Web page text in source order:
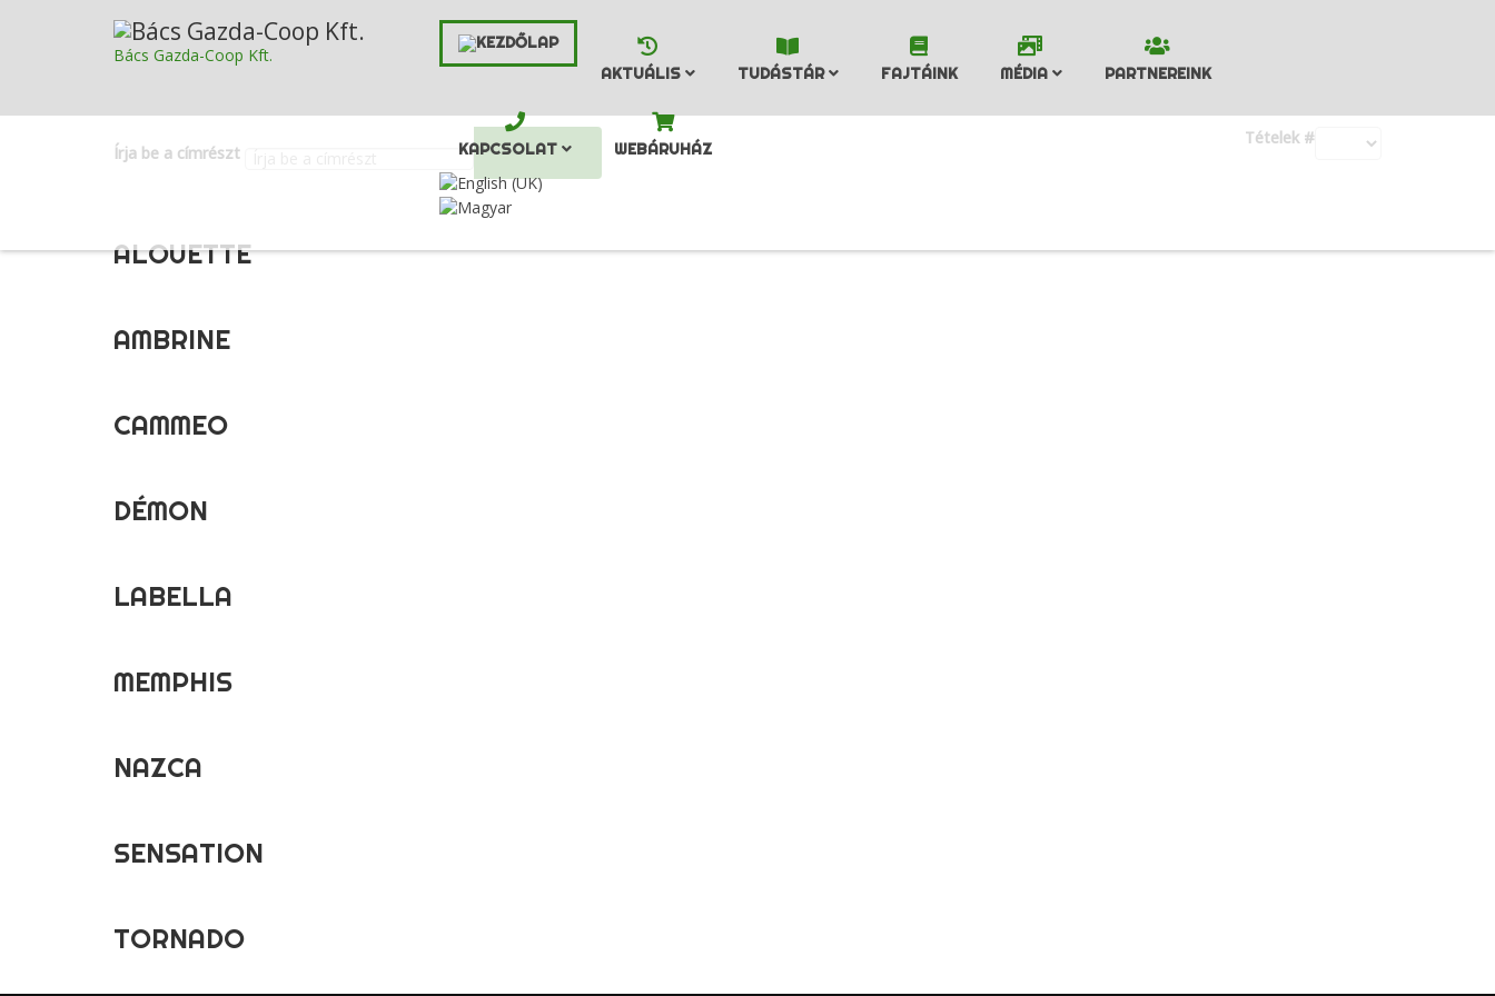
Bács Gazda-Coop Kft.
AKTUÁLIS TUDÁSTÁR FAJTÁINK MÉDIA PARTNEREINK
KAPCSOLAT WEBÁRUHÁZ
Írja be a címrészt
Tételek #
ALOUETTE
AMBRINE
CAMMEO
DÉMON
LABELLA
MEMPHIS
NAZCA
SENSATION
TORNADO